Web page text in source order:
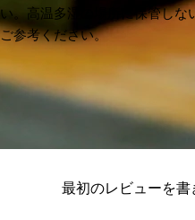
。高温多湿の場所に保管しな
参考ください。
最初のレビューを書